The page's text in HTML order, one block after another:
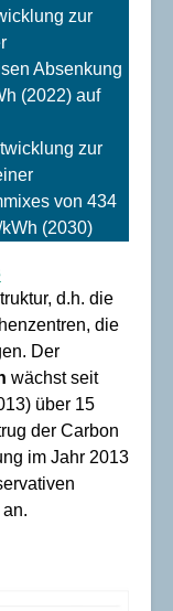
zur
Absenkung
(2022) auf
zur
von 434
(2030)
d.h. die
die
Der
wächst seit
über 15
der Carbon
im Jahr 2013